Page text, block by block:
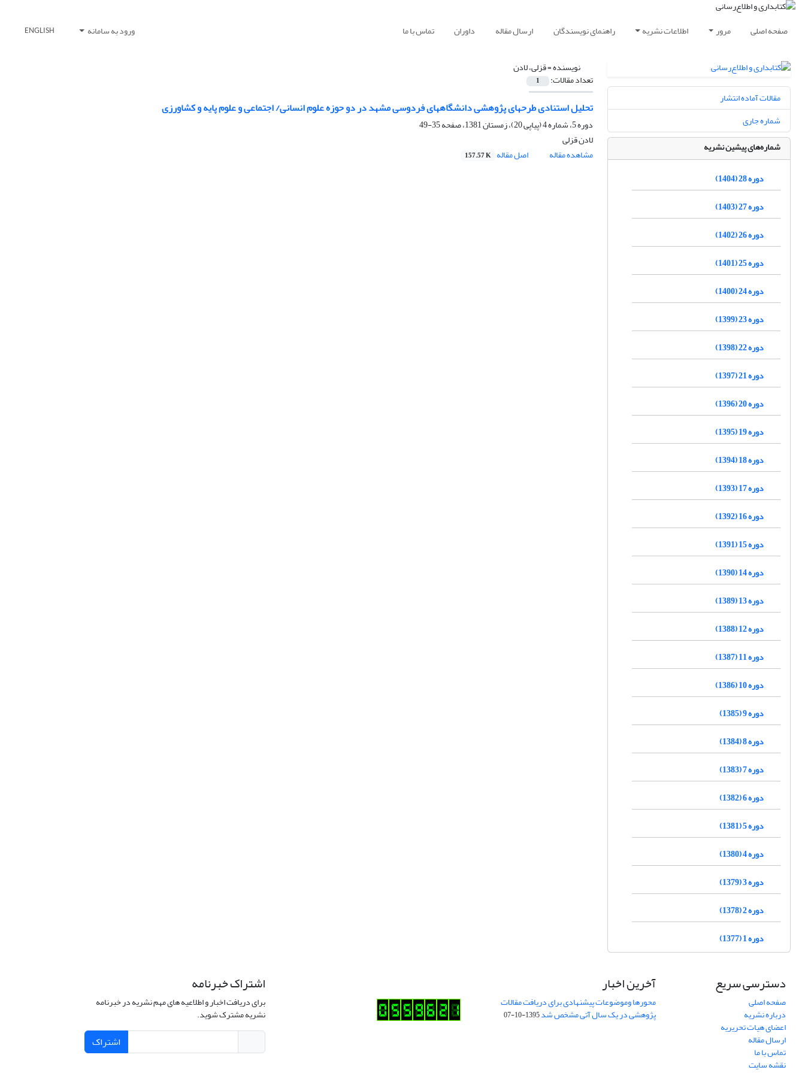
صفحه اصلی مرور اطلاعات نشریه راهنمای نویسندگان ارسال مقاله داوران تماس با ما ورود به سامانه ENGLISH
نویسنده =قزلی، لادن
تعداد مقالات: 1
تحلیل استنادی طرحهای پژوهشی دانشگاههای فردوسی مشهد در دو حوزه علوم انسانی/ اجتماعی و علوم پایه و کشاورزی
دوره 5، شماره 4 (پیاپی 20)، زمستان 1381، صفحه
35-49
لادن قزلی
مشاهده مقاله
اصل مقاله 157.57 K
مقالات آماده انتشار
شماره جاری
شماره‌های پیشین نشریه
دوره 28 (1404)
دوره 27 (1403)
دوره 26 (1402)
دوره 25 (1401)
دوره 24 (1400)
دوره 23 (1399)
دوره 22 (1398)
دوره 21 (1397)
دوره 20 (1396)
دوره 19 (1395)
دوره 18 (1394)
دوره 17 (1393)
دوره 16 (1392)
دوره 15 (1391)
دوره 14 (1390)
دوره 13 (1389)
دوره 12 (1388)
دوره 11 (1387)
دوره 10 (1386)
دوره 9 (1385)
دوره 8 (1384)
دوره 7 (1383)
دوره 6 (1382)
دوره 5 (1381)
دوره 4 (1380)
دوره 3 (1379)
دوره 2 (1378)
دوره 1 (1377)
دسترسی سریع
صفحه اصلی
درباره نشریه
اعضای هیات تحریریه
ارسال مقاله
تماس با ما
نقشه سایت
آخرین اخبار
محورها وموضوعات پیشنهادی برای دریافت مقالات
پژوهشی در یک سال آتی مشخص شد1395-10-07
اشتراک خبرنامه
برای دریافت اخبار و اطلاعیه های مهم نشریه در خبرنامه
نشریه مشترک شوید.
اشتراک